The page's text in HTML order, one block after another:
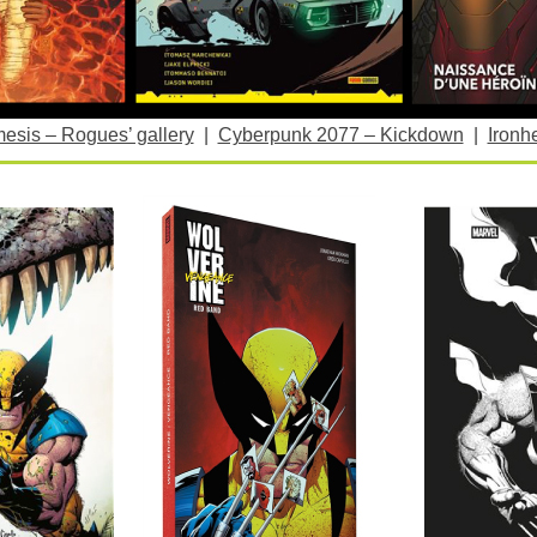
– Rogues’ gallery| Cyberpunk 2077 – Kickdown